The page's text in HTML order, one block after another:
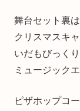
舞台セット裏
クリスマスキ
いだもびっく
ミュージック
ピザホップコ